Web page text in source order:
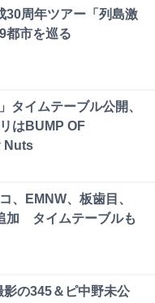
30周年ツアー「列島激
都市を巡る
タイムテーブル公開、
はBUMP OF
Nuts
、EMNW、板歯目、
加 タイムテーブルも
の345＆ピ中野未公